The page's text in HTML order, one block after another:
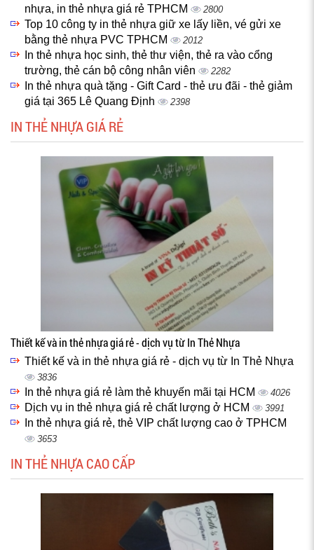
nhựa, in thẻ nhựa giá rẻ TPHCM
2800
Top 10 công ty in thẻ nhựa giữ xe lấy liền, vé gửi xe
bằng thẻ nhựa PVC TPHCM
2012
In thẻ nhựa học sinh, thẻ thư viện, thẻ ra vào cổng
trường, thẻ cán bộ công nhân viên
2282
In thẻ nhựa quà tặng - Gift Card - thẻ ưu đãi - thẻ giảm
giá tại 365 Lê Quang Định
2398
IN THẺ NHỰA GIÁ RẺ
Thiết kế và in thẻ nhựa giá rẻ - dịch vụ từ In Thẻ Nhựa
Thiết kế và in thẻ nhựa giá rẻ - dịch vụ từ In Thẻ Nhựa
3836
In thẻ nhựa giá rẻ làm thẻ khuyến mãi tại HCM 4026
Dịch vụ in thẻ nhựa giá rẻ chất lượng ở HCM 3991
In thẻ nhựa giá rẻ, thẻ VIP chất lượng cao ở TPHCM
3653
IN THẺ NHỰA CAO CẤP